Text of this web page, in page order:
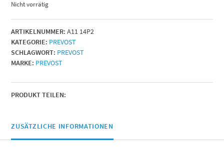
Nicht vorrätig
ARTIKELNUMMER: A11 14P2
KATEGORIE: PREVOST
SCHLAGWORT: PREVOST
MARKE: PREVOST
PRODUKT TEILEN:
ZUSÄTZLICHE INFORMATIONEN